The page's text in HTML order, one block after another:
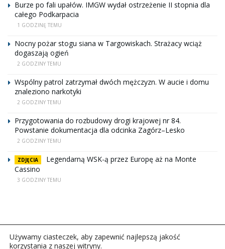
Burze po fali upałów. IMGW wydał ostrzeżenie II stopnia dla
całego Podkarpacia
1 GODZINĘ TEMU
Nocny pożar stogu siana w Targowiskach. Strażacy wciąż
dogaszają ogień
2 GODZINY TEMU
Wspólny patrol zatrzymał dwóch mężczyzn. W aucie i domu
znaleziono narkotyki
2 GODZINY TEMU
Przygotowania do rozbudowy drogi krajowej nr 84.
Powstanie dokumentacja dla odcinka Zagórz–Lesko
2 GODZINY TEMU
ZDJĘCIA
Legendarną WSK-ą przez Europę aż na Monte
Cassino
3 GODZINY TEMU
Używamy ciasteczek, aby zapewnić najlepszą jakość
korzystania z naszej witryny.